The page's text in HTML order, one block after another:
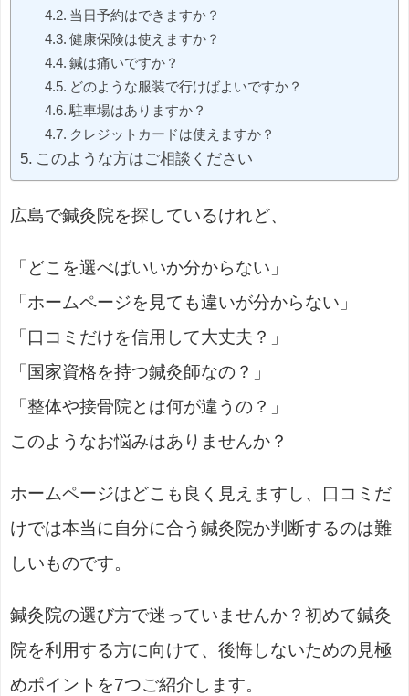
当日予約はできますか？
健康保険は使えますか？
鍼は痛いですか？
どのような服装で行けばよいですか？
駐車場はありますか？
クレジットカードは使えますか？
このような方はご相談ください
広島で鍼灸院を探しているけれど、
「どこを選べばいいか分からない」
「ホームページを見ても違いが分からない」
「口コミだけを信用して大丈夫？」
「国家資格を持つ鍼灸師なの？」
「整体や接骨院とは何が違うの？」
このようなお悩みはありませんか？
ホームページはどこも良く見えますし、口コミだ
けでは本当に自分に合う鍼灸院か判断するのは難
しいものです。
鍼灸院の選び方で迷っていませんか？初めて鍼灸
院を利用する方に向けて、後悔しないための見極
めポイントを7つご紹介します。